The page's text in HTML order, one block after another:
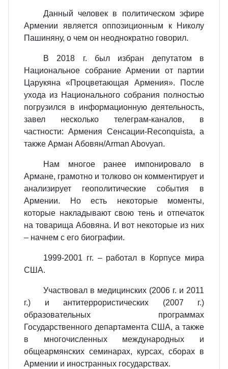
Данный человек в политическом эфире
Армении является оппозиционным к Николу
Пашиняну, о чем он неоднократно говорил.
В 2018 г. был избран депутатом в
Национальное собрание Армении от партии
Царукяна «Процветающая Армения». После
ухода из Национального собрания полностью
погрузился в информационную деятельность,
завел несколько телеграм-каналов, в
частности: Армения Сенсации-Reconquista, а
также Арман Абовян/Arman Abovyan.
Нам многое ранее импонировало в
Армане, грамотно и толково он комментирует и
анализирует геополитические события в
Армении. Но есть некоторые моменты,
которые накладывают свою тень и отпечаток
на товарища Абовяна. И вот некоторые из них
– начнем с его биографии.
1999-2001 гг. – работал в Корпусе мира
США.
Участвовал в медицинских (2006 г. и 2011
г.) и антитеррористических (2007 г.)
образовательных программах
Государственного департамента США, а также
в многочисленных международных и
общеармянских семинарах, курсах, сборах в
Армении и иностранных государствах.